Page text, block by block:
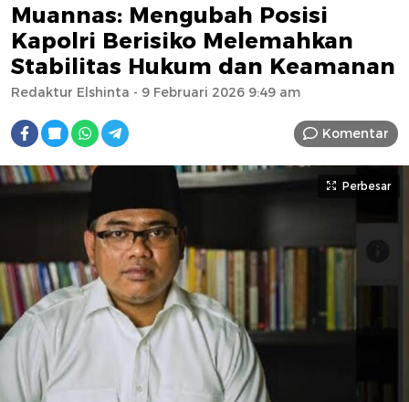
Muannas: Mengubah Posisi
Kapolri Berisiko Melemahkan
Stabilitas Hukum dan Keamanan
Redaktur Elshinta - 9 Februari 2026 9:49 am
Komentar
Perbesar